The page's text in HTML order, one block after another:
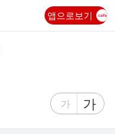
앱으로보기
글
가
글
자
가